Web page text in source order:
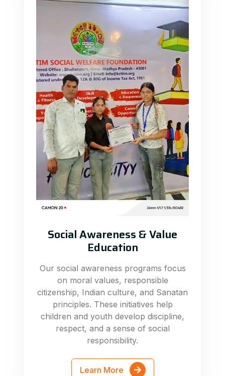
Social Awareness & Value
Education
Our social awareness programs focus
on moral values, responsible
citizenship, Indian culture, and Sanatan
principles. These initiatives help
children and youth develop discipline,
respect, and a sense of social
responsibility.
Learn More